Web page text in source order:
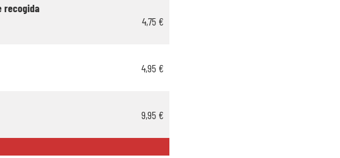
recogida
4,75 €
4,95 €
9,95 €